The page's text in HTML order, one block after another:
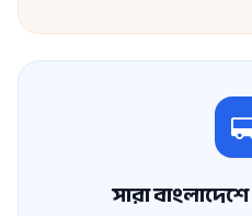
সারা